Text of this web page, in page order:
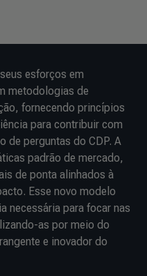
esforços em
metodologias de
fornecendo princípios
para contribuir com
de perguntas do CDP. A
padrão de mercado,
de ponta alinhados à
Esse novo modelo
necessária para focar nas
as por meio do
e inovador do